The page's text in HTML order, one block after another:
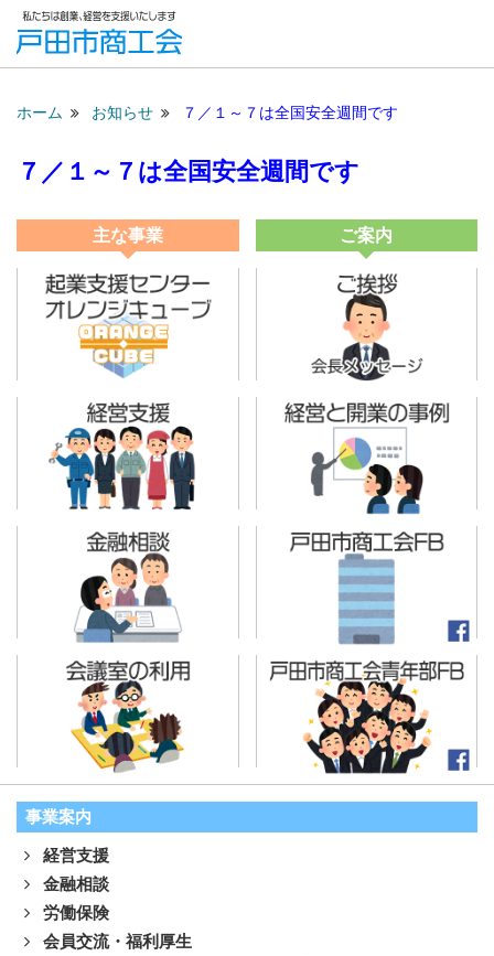
ホーム お知らせ ７／１～７は全国安全週間です
７／１～７は全国安全週間です
主な事業 ご案内
事業案内
経営支援
金融相談
労働保険
会員交流・福利厚生